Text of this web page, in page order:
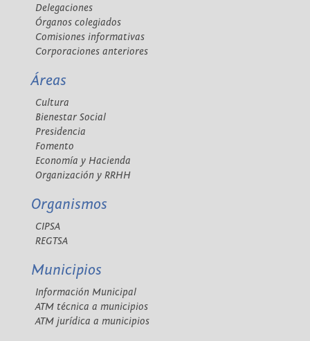
Delegaciones
Órganos colegiados
Comisiones informativas
Corporaciones anteriores
Áreas
Cultura
Bienestar Social
Presidencia
Fomento
Economía y Hacienda
Organización y RRHH
Organismos
CIPSA
REGTSA
Municipios
Información Municipal
ATM técnica a municipios
ATM jurídica a municipios